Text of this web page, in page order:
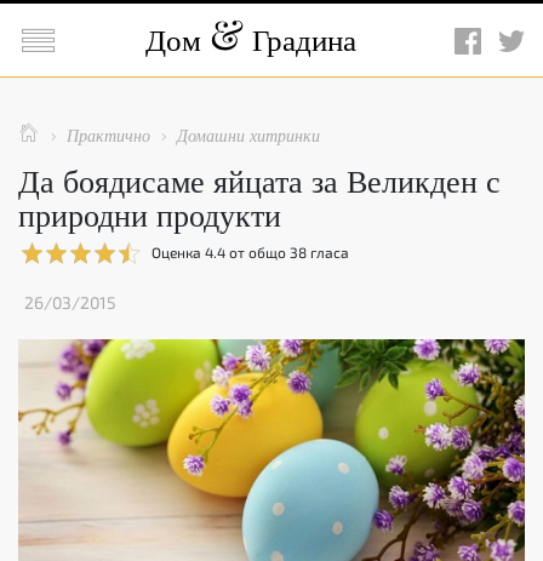
 Дом Градина
  Практично  Домашни хитринки
Да боядисаме яйцата за Великден с
природни продукти
Оценка 4.4 от общо 38 гласа
26/03/2015